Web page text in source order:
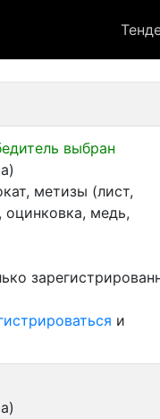
выбран
метизы (лист,
оцинковка, медь,
и